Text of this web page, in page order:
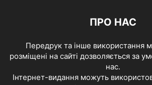
ПРО НАС
Передрук та інше використання
розміщені на сайті дозволяється за
нас.
Інтернет-видання можуть